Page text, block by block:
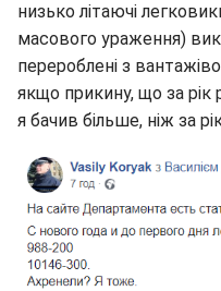
низько літаючі
масового ураження)
перероблені з
якщо прикину, що за рік
я бачив більше, ніж за